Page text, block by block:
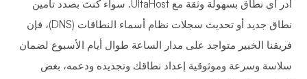
أدر أي نطاق بسهولة وثقة مع UltaHost. سواء كنتَ بصدد تأمين
نطاق جديد أو تحديث سجلات نظام أسماء النطاقات (DNS)، فإن
فريقنا الخبير متواجد على مدار الساعة طوال أيام الأسبوع لضمان
سلاسة وسرعة وموثوقية إعداد نطاقك وتجديده ودعمه، بغض